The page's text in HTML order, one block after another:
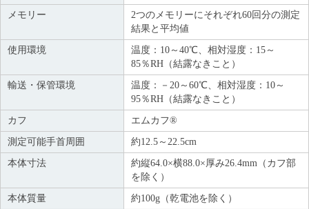
メモリー
2つのメモリーにそれぞれ60回分の測定
結果と平均値
使用環境
温度：10～40℃、相対湿度：15～
85％RH（結露なきこと）
輸送・保管環境
温度：－20～60℃、相対湿度：10～
95％RH（結露なきこと）
カフ エムカフ®
測定可能手首周囲 約12.5～22.5cm
本体寸法
約縦64.0×横88.0×厚み26.4mm（カフ部
を除く）
本体質量 約100g（乾電池を除く）